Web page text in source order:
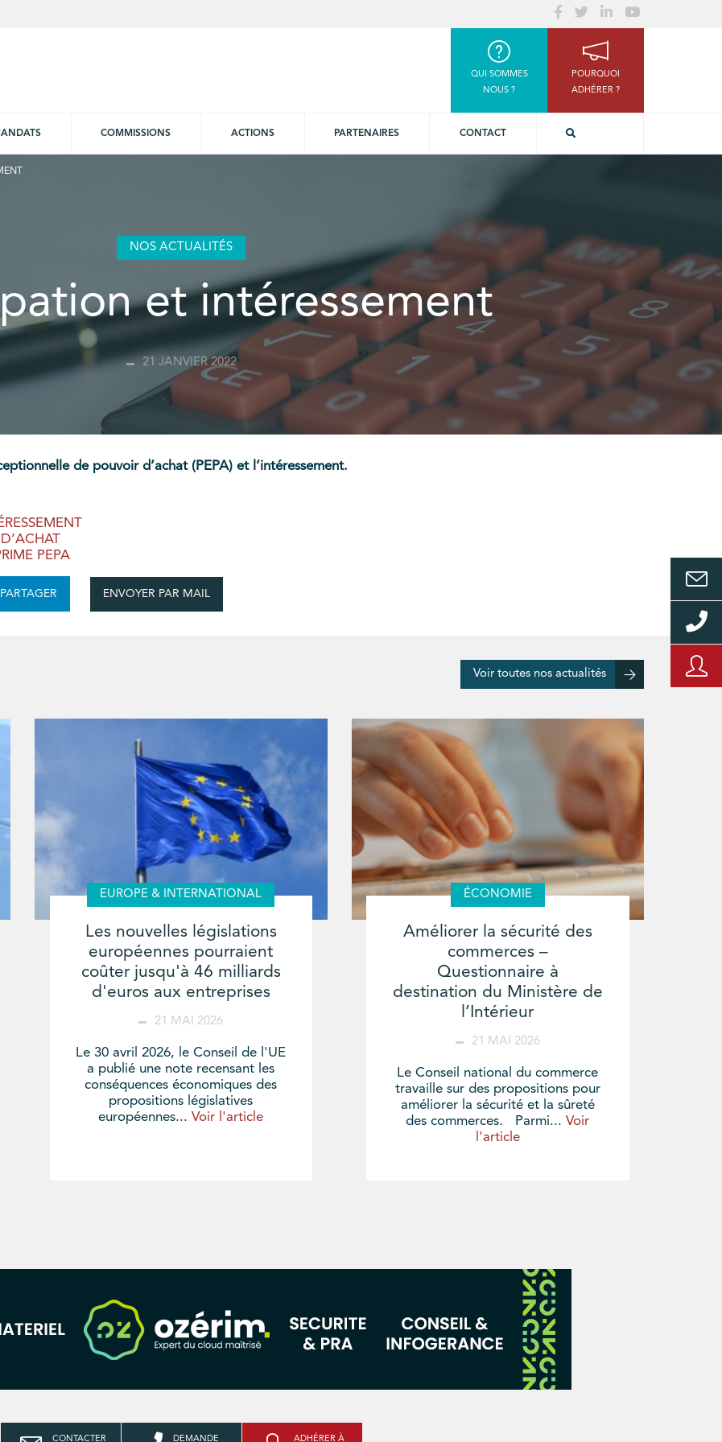
QUI SOMMES
NOUS ?
POURQUOI
ADHÉRER ?
COMMISSIONS ACTIONS PARTENAIRES CONTACT
NOS ACTUALITÉS
et intéressement
21 JANVIER 2022
de pouvoir d’achat (PEPA) et l’intéressement.
PEPA
PARTAGER ENVOYER PAR MAIL
Voir toutes nos actualités
EUROPE & INTERNATIONAL
Les nouvelles législations
européennes pourraient
coûter jusqu'à 46 milliards
d'euros aux entreprises
21 MAI 2026
Le 30 avril 2026, le Conseil de l'UE
a publié une note recensant les
conséquences économiques des
propositions législatives
européennes...Voir l'article
ÉCONOMIE
Améliorer la sécurité des
commerces –
Questionnaire à
destination du Ministère de
l’Intérieur
21 MAI 2026
Le Conseil national du commerce
travaille sur des propositions pour
améliorer la sécurité et la sûreté
des commerces. Parmi...Voir
l'article
CONTACTER DEMANDE ADHÉRER À